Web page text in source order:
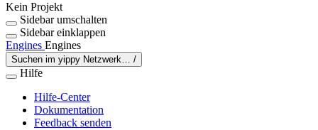
Kein Projekt
Sidebar umschalten
Sidebar einklappen
Engines Engines
Suchen im yippy Netzwerk… /
Hilfe
Hilfe-Center
Dokumentation
Feedback senden